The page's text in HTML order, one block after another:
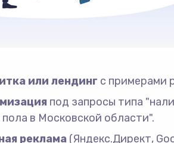
или лендинг с примерами
под запросы типа
пола в Московской области".
реклама (Яндекс.Директ,